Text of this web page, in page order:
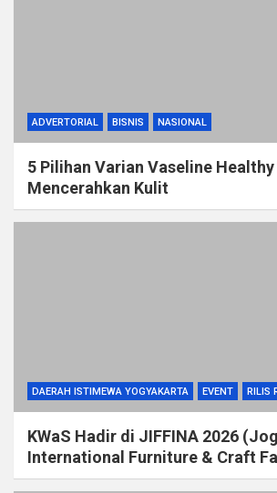
ADVERTORIAL BISNIS NASIONAL
5 Pilihan Varian Vaseline
Mencerahkan Kulit
DAERAH ISTIMEWA YOGYAKARTA EVENT RILIS
KWaS Hadir di JIFFINA 2026
International Furniture & Craft